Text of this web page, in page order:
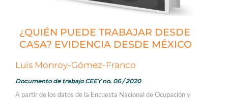
¿QUIÉN PUEDE TRABAJAR DESDE
CASA? EVIDENCIA DESDE MÉXICO
Luis Monroy-Gómez-Franco
Documento de trabajo CEEY no. 06 / 2020
A partir de los datos de la Encuesta Nacional de Ocupación y